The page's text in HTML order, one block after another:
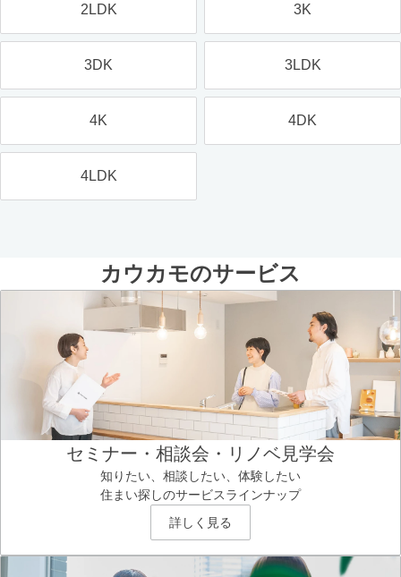
2LDK 3K
3DK 3LDK
4K 4DK
4LDK
カウカモのサービス
セミナー・相談会・リノベ見学会
知りたい、相談したい、体験したい
住まい探しのサービスラインナップ
詳しく見る